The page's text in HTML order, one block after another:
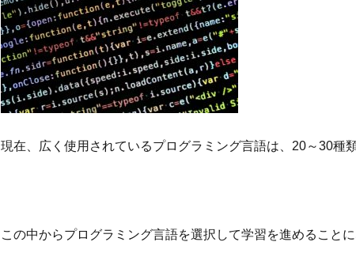
現在、広く使用されているプログラミング言語は、20～30種
この中からプログラミング言語を選択して学習を進めることに